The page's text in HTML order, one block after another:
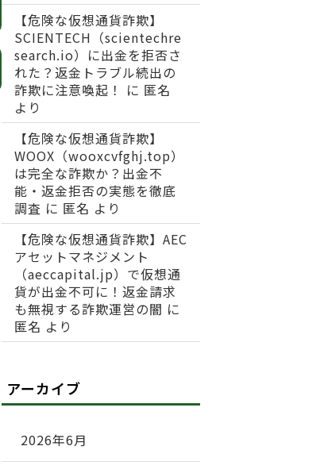
【危険な仮想通貨詐欺】
SCIENTECH（scientechre
search.io）に出金を拒否さ
れた？返金トラブル続出の
詐欺に注意喚起！
に 匿名
より
【危険な仮想通貨詐欺】
WOOX（wooxcvfghj.top）
は完全な詐欺か？出金不
能・返金拒否の実態を徹底
調査 に 匿名 より
【危険な仮想通貨詐欺】AEC
アセットマネジメント
（aeccapital.jp）で仮想通
貨が出金不可に！返金請求
も無視する詐欺運営の闇 に
匿名 より
アーカイブ
2026年6月